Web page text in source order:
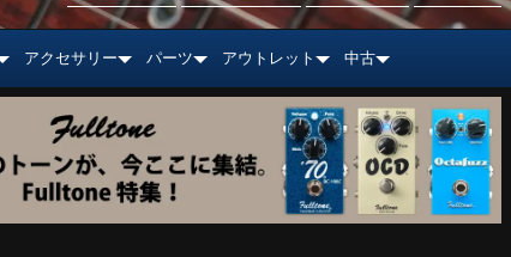
アクセサリー パーツ アウトレット 中古